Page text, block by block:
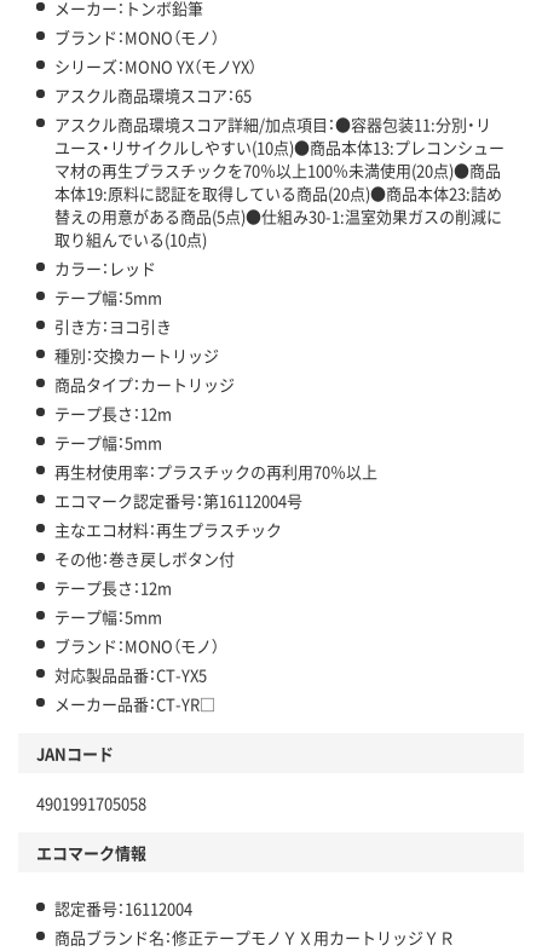
メーカー：トンボ鉛筆
ブランド：MONO（モノ）
シリーズ：MONO YX（モノYX）
アスクル商品環境スコア：65
アスクル商品環境スコア詳細/加点項目：●容器包装11:分別・リ
ユース・リサイクルしやすい(10点)●商品本体13:プレコンシュー
マ材の再生プラスチックを70％以上100％未満使用(20点)●商品
本体19:原料に認証を取得している商品(20点)●商品本体23:詰め
替えの用意がある商品(5点)●仕組み30-1:温室効果ガスの削減に
取り組んでいる(10点)
カラー：レッド
テープ幅：5mm
引き方：ヨコ引き
種別：交換カートリッジ
商品タイプ：カートリッジ
テープ長さ：12m
テープ幅：5mm
再生材使用率：プラスチックの再利用70％以上
エコマーク認定番号：第16112004号
主なエコ材料：再生プラスチック
その他：巻き戻しボタン付
テープ長さ：12m
テープ幅：5mm
ブランド：MONO（モノ）
対応製品品番：CT-YX5
メーカー品番：CT-YR□
JANコード
4901991705058
エコマーク情報
認定番号：16112004
商品ブランド名：修正テープモノＹＸ用カートリッジＹＲ